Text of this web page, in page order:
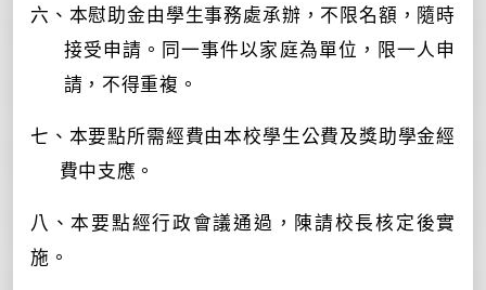
六、本慰助金由學生事務處承辦，不限名額，隨時
接受申請。同一事件以家庭為單位，限一人申
請，不得重複。
七、本要點所需經費由本校學生公費及獎助學金經
費中支應。
八、本要點經行政會議通過，陳請校長核定後實
施。